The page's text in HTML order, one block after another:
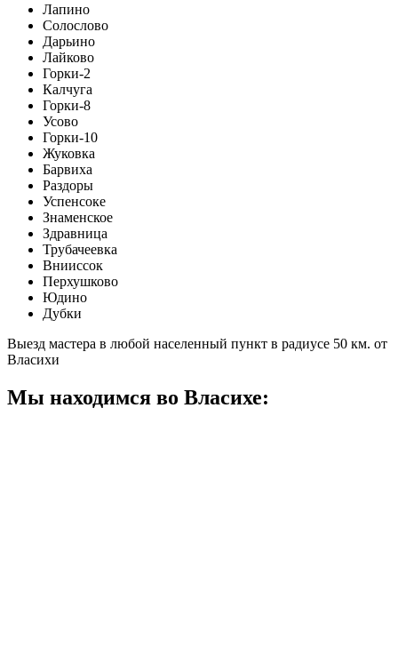
Лапино
Солослово
Дарьино
Лайково
Горки-2
Калчуга
Горки-8
Усово
Горки-10
Жуковка
Барвиха
Раздоры
Успенсоке
Знаменское
Здравница
Трубачеевка
Внииссок
Перхушково
Юдино
Дубки
Выезд мастера в любой населенный пункт в радиусе 50 км. от
Власихи
Мы находимся во Власихе: